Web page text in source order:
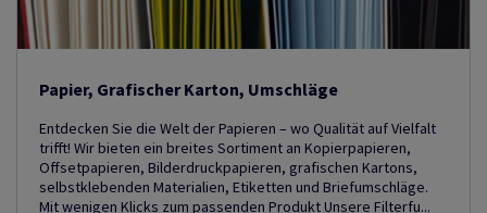
Papier, Grafischer Karton, Umschläge
Entdecken Sie die Welt der Papieren – wo Qualität auf Vielfalt
trifft! Wir bieten ein breites Sortiment an Kopierpapieren,
Offsetpapieren, Bilderdruckpapieren, grafischen Kartons,
selbstklebenden Materialien, Etiketten und Briefumschläge.
Mit wenigen Klicks zum passenden Produkt Unsere Filterfu...